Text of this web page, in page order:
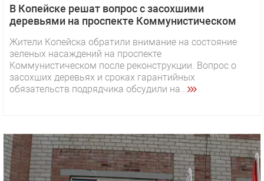
В Копейске решат вопрос с засохшими
деревьями на проспекте Коммунистическом
Жители Копейска обратили внимание на состояние
зеленых насаждений на проспекте
Коммунистическом после реконструкции. Вопрос о
засохших деревьях и сроках гарантийных
обязательств подрядчика обсудили на...